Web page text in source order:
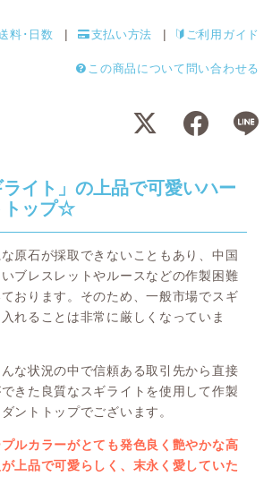
料･日数 支払い方法 ご利用ガイド
この商品について問い合わせる
イト」の上品で可愛いハー
トップ☆
原石が採取できないこともあり、中国
ブレスレットやルースなどの作製困難
おります。そのため、一般市場でスギ
れることは非常に厳しくなっていま
な状況の中で信頼ある取引先から直接
きた良質なスギライトを使用して作製
ントトップでございます。
ルカラーがとても発色良く艶やかな高
上品で可愛らしく、末永く愛していた